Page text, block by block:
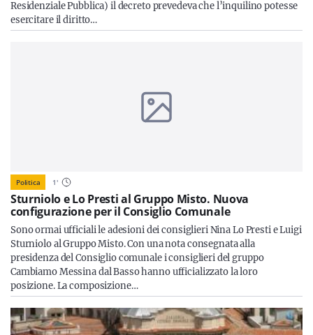
Residenziale Pubblica) il decreto prevedeva che l’inquilino potesse
esercitare il diritto…
Politica 1'
Sturniolo e Lo Presti al Gruppo Misto. Nuova
configurazione per il Consiglio Comunale
Sono ormai ufficiali le adesioni dei consiglieri Nina Lo Presti e Luigi
Sturniolo al Gruppo Misto. Con una nota consegnata alla
presidenza del Consiglio comunale i consiglieri del gruppo
Cambiamo Messina dal Basso hanno ufficializzato la loro
posizione. La composizione…